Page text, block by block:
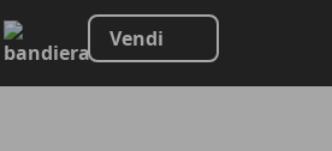
Vendi